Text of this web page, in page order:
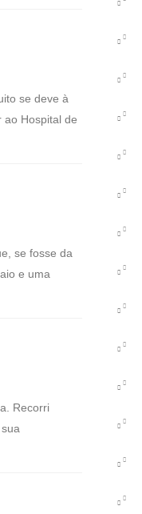
se deve à
ao Hospital de
se fosse da
e uma
Recorri